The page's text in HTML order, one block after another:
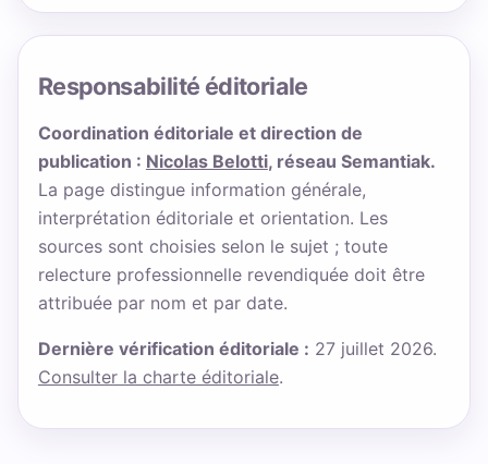
Responsabilité éditoriale
Coordination éditoriale et direction de
publication : Nicolas Belotti, réseau Semantiak.
La page distingue information générale,
interprétation éditoriale et orientation. Les
sources sont choisies selon le sujet ; toute
relecture professionnelle revendiquée doit être
attribuée par nom et par date.
Dernière vérification éditoriale : 27 juillet 2026.
Consulter la charte éditoriale.